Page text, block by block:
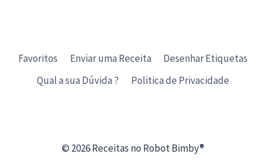
Favoritos Enviar uma Receita
Desenhar Etiquetas
Qual a sua Dúvida ?
Politica de Privacidade
© 2026 Receitas no Robot Bimby®